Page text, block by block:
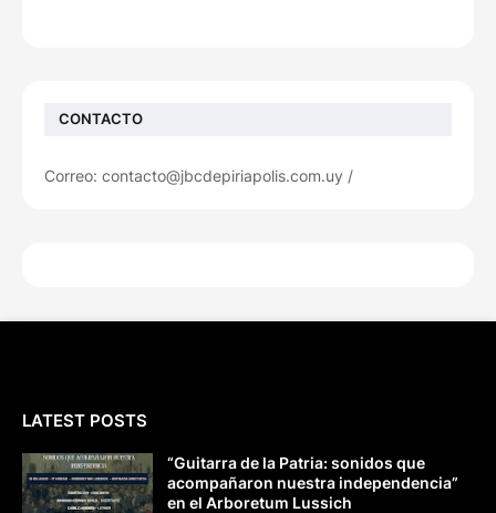
CONTACTO
Correo: contacto@jbcdepiriapolis.com.uy /
LATEST POSTS
“Guitarra de la Patria: sonidos que
acompañaron nuestra independencia”
en el Arboretum Lussich